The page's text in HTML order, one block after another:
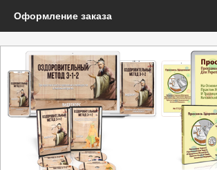
Оформление заказа